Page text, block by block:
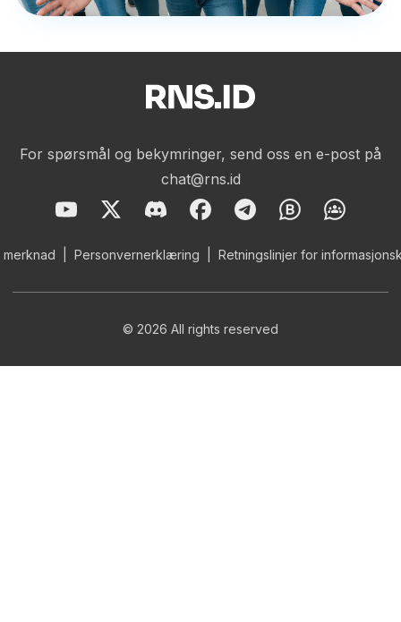
For spørsmål og bekymringer, send oss en e-post på
chat@rns.id
Personvernerklæring Retningslinjer for
© 2026 All rights reserved